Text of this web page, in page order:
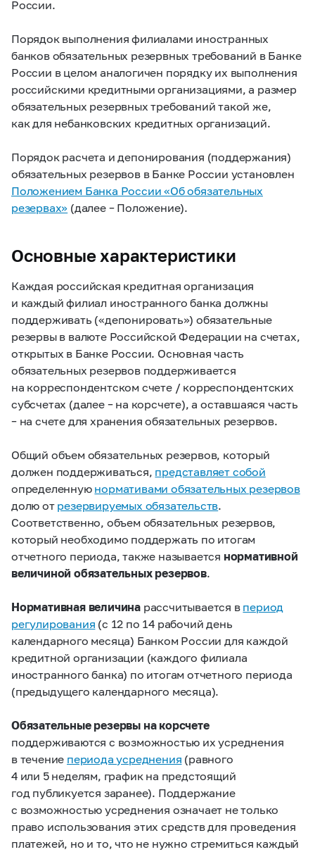
России.
Порядок выполнения филиалами иностранных
банков обязательных резервных требований в Банке
России в целом аналогичен порядку их выполнения
российскими кредитными организациями, а размер
обязательных резервных требований такой же,
как для небанковских кредитных организаций.
Порядок расчета и депонирования (поддержания)
обязательных резервов в Банке России установлен
Положением Банка России «Об обязательных
резервах» (далее – Положение).
Основные характеристики
Каждая российская кредитная организация
и каждый филиал иностранного банка должны
поддерживать («депонировать») обязательные
резервы в валюте Российской Федерации на счетах,
открытых в Банке России. Основная часть
обязательных резервов поддерживается
на корреспондентском счете / корреспондентских
субсчетах (далее – на корсчете), а оставшаяся часть
– на счете для хранения обязательных резервов.
Общий объем обязательных резервов, который
должен поддерживаться, представляет собой
определенную нормативами обязательных резервов
долю от резервируемых обязательств.
Соответственно, объем обязательных резервов,
который необходимо поддержать по итогам
отчетного периода, также называется нормативной
величиной обязательных резервов.
Нормативная величина рассчитывается в период
регулирования (с 12 по 14 рабочий день
календарного месяца) Банком России для каждой
кредитной организации (каждого филиала
иностранного банка) по итогам отчетного периода
(предыдущего календарного месяца).
Обязательные резервы на корсчете
поддерживаются с возможностью их усреднения
в течение периода усреднения (равного
4 или 5 неделям, график на предстоящий
год публикуется заранее). Поддержание
с возможностью усреднения означает не только
право использования этих средств для проведения
платежей, но и то, что не нужно стремиться каждый